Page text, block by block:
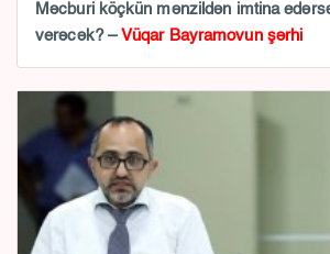
Məcburi köçkün mənzildən imtina
verəcək? – Vüqar Bayramovun şərhi